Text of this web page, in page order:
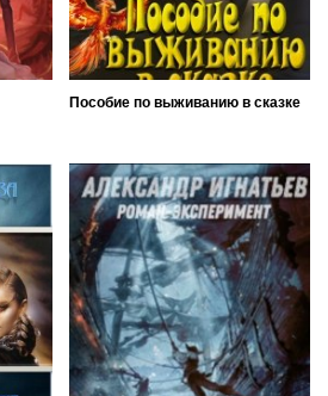
Пособие по выживанию в сказке